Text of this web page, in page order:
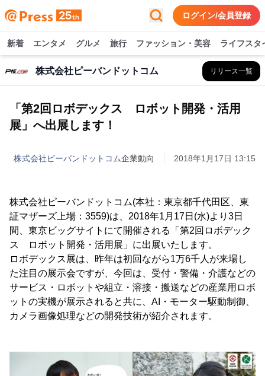
ログイン/会員登録
新着 エンタメ グルメ 旅行 ファッション・美容 ライフスタ
株式会社ピーバンドットコム リリース一覧
「第2回ロボデックス ロボット開発・活用
展」へ出展します！
株式会社ピーバンドットコム企業動向 2018年1月17日 13:15
株式会社ピーバンドットコム(本社：東京都千代田区、東
証マザーズ上場：3559)は、2018年1月17日(水)より3日
間、東京ビッグサイトにて開催される「第2回ロボデック
ス ロボット開発・活用展」に出展いたします。
ロボデックス展は、昨年は初回ながら1万6千人が来場し
た注目の展示会ですが、今回は、受付・警備・介護などの
サービス・ロボットや組立・溶接・搬送などの産業用ロボ
ットの実機が展示されると共に、AI・モーター駆動制御、
カメラ画像処理などの開発技術が紹介されます。